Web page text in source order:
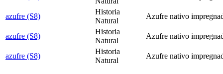
azufre (S8)
Historia
Natural
Azufre nativo
azufre (S8)
Historia
Natural
Azufre nativo
azufre (S8)
Historia
Natural
Azufre nativo